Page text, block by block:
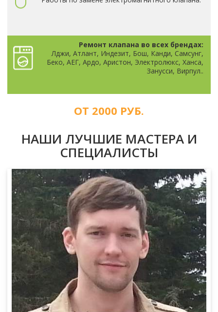
Ремонт клапана во всех брендах:
Лджи, Атлант, Индезит, Бош, Канди, Самсунг,
Беко, АЕГ, Ардо, Аристон, Электролюкс, Ханса,
Занусси, Вирпул..
ОТ 2000 РУБ.
НАШИ ЛУЧШИЕ МАСТЕРА И
СПЕЦИАЛИСТЫ